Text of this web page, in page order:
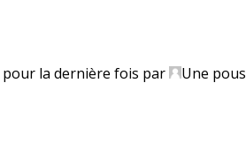
la dernière fois par Une